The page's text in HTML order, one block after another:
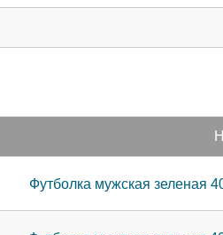
Футболка мужская зеленая